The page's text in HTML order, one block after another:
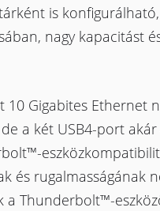
is
nagy kapacitást
10 Gigabites Ethernet
a két USB4-port
és rugalmasságának
a Thunderbolt™-